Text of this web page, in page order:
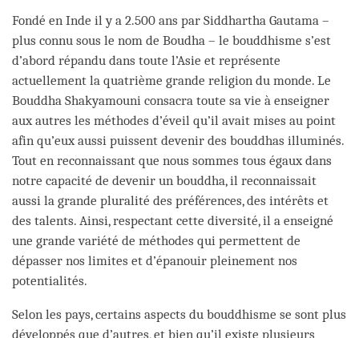
Fondé en Inde il y a 2.500 ans par Siddhartha Gautama –
plus connu sous le nom de Boudha – le bouddhisme s’est
d’abord répandu dans toute l’Asie et représente
actuellement la quatrième grande religion du monde. Le
Bouddha Shakyamouni consacra toute sa vie à enseigner
aux autres les méthodes d’éveil qu’il avait mises au point
afin qu’eux aussi puissent devenir des bouddhas illuminés.
Tout en reconnaissant que nous sommes tous égaux dans
notre capacité de devenir un bouddha, il reconnaissait
aussi la grande pluralité des préférences, des intérêts et
des talents. Ainsi, respectant cette diversité, il a enseigné
une grande variété de méthodes qui permettent de
dépasser nos limites et d’épanouir pleinement nos
potentialités.
Selon les pays, certains aspects du bouddhisme se sont plus
développés que d’autres, et bien qu’il existe plusieurs